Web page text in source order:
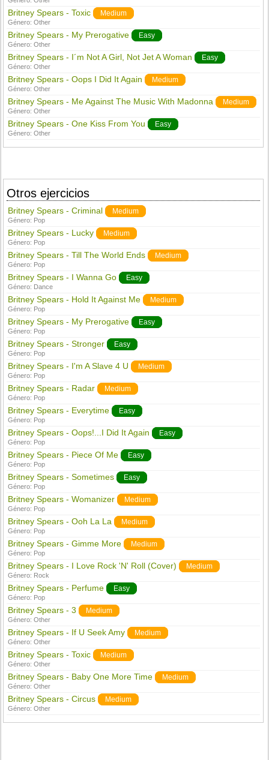
Britney Spears - Toxic Medium
Género:Other
Britney Spears - My Prerogative Easy
Género:Other
Britney Spears - I´m Not A Girl, Not Jet A Woman Easy
Género:Other
Britney Spears - Oops I Did It Again Medium
Género:Other
Britney Spears - Me Against The Music With Madonna Medium
Género:Other
Britney Spears - One Kiss From You Easy
Género:Other
Otros ejercicios
Britney Spears - Criminal Medium
Género: Pop
Britney Spears - Lucky Medium
Género: Pop
Britney Spears - Till The World Ends Medium
Género: Pop
Britney Spears - I Wanna Go Easy
Género: Dance
Britney Spears - Hold It Against Me Medium
Género: Pop
Britney Spears - My Prerogative Easy
Género: Pop
Britney Spears - Stronger Easy
Género: Pop
Britney Spears - I'm A Slave 4 U Medium
Género: Pop
Britney Spears - Radar Medium
Género: Pop
Britney Spears - Everytime Easy
Género: Pop
Britney Spears - Oops!...I Did It Again Easy
Género: Pop
Britney Spears - Piece Of Me Easy
Género: Pop
Britney Spears - Sometimes Easy
Género: Pop
Britney Spears - Womanizer Medium
Género: Pop
Britney Spears - Ooh La La Medium
Género: Pop
Britney Spears - Gimme More Medium
Género: Pop
Britney Spears - I Love Rock 'N' Roll (Cover) Medium
Género: Rock
Britney Spears - Perfume Easy
Género: Pop
Britney Spears - 3 Medium
Género:Other
Britney Spears - If U Seek Amy Medium
Género:Other
Britney Spears - Toxic Medium
Género:Other
Britney Spears - Baby One More Time Medium
Género:Other
Britney Spears - Circus Medium
Género:Other